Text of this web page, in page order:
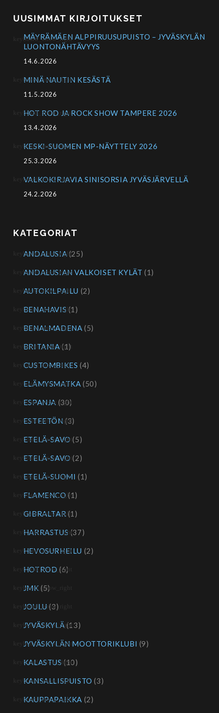
UUSIMMAT KIRJOITUKSET
MÄYRÄMÄEN ALPPIRUUSUPUISTO – JYVÄSKYLÄN
LUONTONÄHTÄVYYS
14.6.2026
MINÄ NAUTIN KESÄSTÄ
11.5.2026
HOT ROD JA ROCK SHOW TAMPERE 2026
13.4.2026
KESKI-SUOMEN MP-NÄYTTELY 2026
25.3.2026
VALKOKIRJAVIA SINISORSIA JYVÄSJÄRVELLÄ
24.2.2026
KATEGORIAT
ANDALUSIA (25)
ANDALUSIAN VALKOISET KYLÄT (1)
AUTOKILPAILU (2)
BENAHAVIS (1)
BENALMADENA (5)
BRITANIA (1)
CUSTOMBIKES (4)
ELÄMYSMATKA (50)
ESPANJA (30)
ESTEETÖN (3)
ETELÄ-SAVO (5)
ETELÄ-SAVO (2)
ETELÄ-SUOMI (1)
FLAMENCO (1)
GIBRALTAR (1)
HARRASTUS (37)
HEVOSURHEILU (2)
HOTROD (6)
JMK (5)
JOULU (3)
JYVÄSKYLÄ(13)
JYVÄSKYLÄN MOOTTORIKLUBI (9)
KALASTUS (10)
KANSALLISPUISTO (3)
KAUPPAPAIKKA (2)